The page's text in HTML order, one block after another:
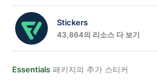
Stickers
43,864의 리소스 다 보기
Essentials 패키지의 추가 스티커